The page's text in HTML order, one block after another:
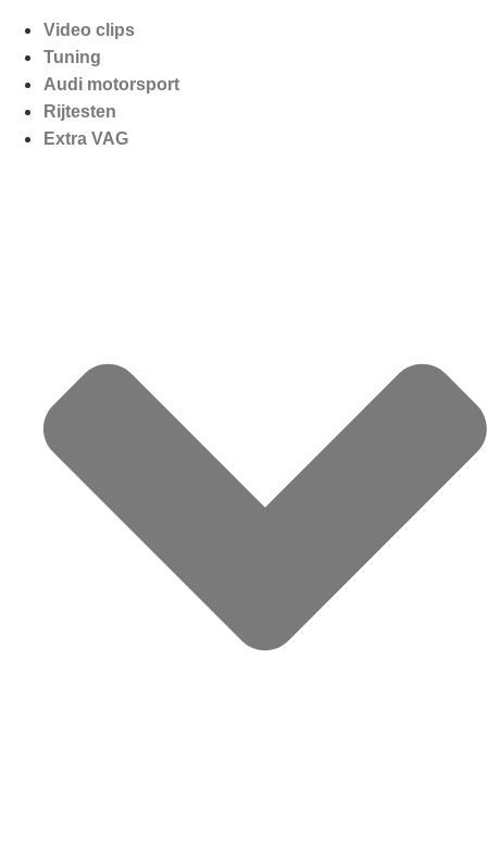
Video clips
Tuning
Audi motorsport
Rijtesten
Extra VAG